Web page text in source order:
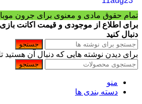
تمام حقوق مادی و معنوی برای جرون
برای اطلاع از موجودی و قیمت اکانت بازی ps5
دنبال کنید
جستجو
برای دیدن نوشته هایی که دنبال آن هستید
جستجو
منو
دسته بندی ها